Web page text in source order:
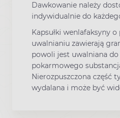
Dawkowanie należy
indywidualnie do
Kapsułki wenlafaksyny o
uwalnianiu zawierają
powoli jest uwalniana
pokarmowego
Nierozpuszczona część
wydalana i może być